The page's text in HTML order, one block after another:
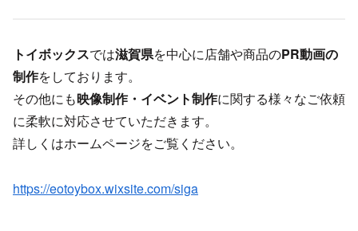
トイボックスでは滋賀県を中心に店舗や商品のPR動画の
制作をしております。
その他にも映像制作・イベント制作に関する様々なご依頼
に柔軟に対応させていただきます。
詳しくはホームページをご覧ください。
https://eotoybox.wixsite.com/siga